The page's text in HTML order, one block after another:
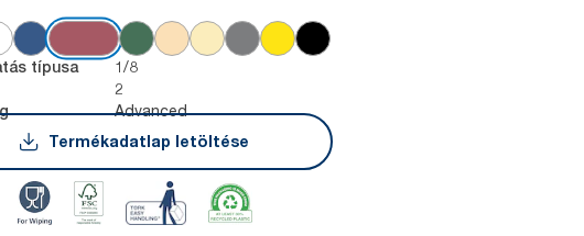
típusa 1/8
2
Advanced
Termékadatlap letöltése